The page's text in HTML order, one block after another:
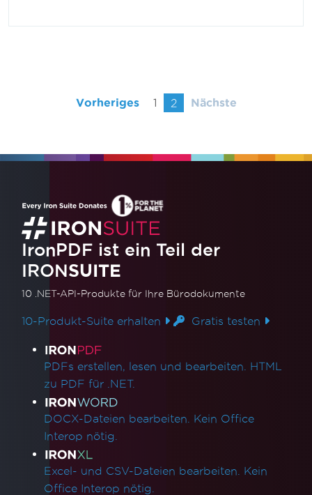
Vorheriges 1 2 Nächste
IronPDF ist ein Teil der
IRONSUITE
10 .NET-API-Produkte für Ihre Bürodokumente
10-Produkt-Suite erhalten Gratis testen
Produktlinks
PDFs erstellen, lesen und bearbeiten. HTML
zu PDF für .NET.
DOCX-Dateien bearbeiten. Kein Office
Interop nötig.
Excel- und CSV-Dateien bearbeiten. Kein
Office Interop nötig.